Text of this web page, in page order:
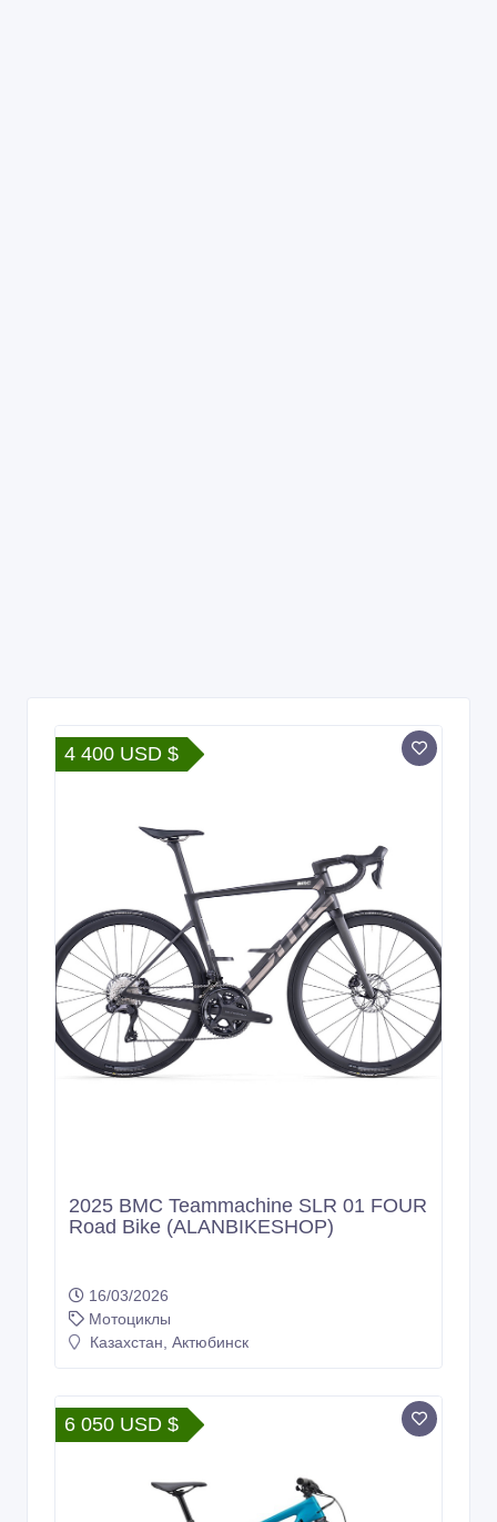
4 400 USD $
2025 BMC Teammachine SLR 01 FOUR
Road Bike (ALANBIKESHOP)
16/03/2026
Мотоциклы
Казахстан, Актюбинск
6 050 USD $